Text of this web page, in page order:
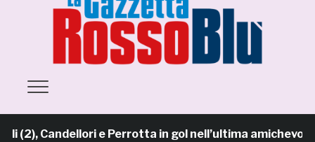
Candellori e Perrotta in gol nell’ultima amichevole.